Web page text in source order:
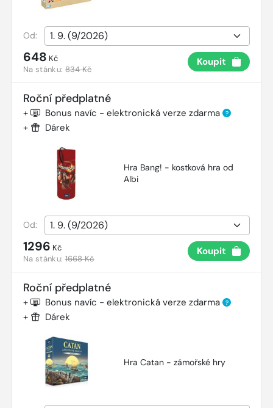
Od:
648 Kč
Na stánku:834 Kč
Koupit
Roční předplatné
+ Bonus navíc - elektronická verze zdarma ?
+ Dárek
Hra Bang! - kostková hra od
Albi
Od:
1296 Kč
Na stánku:1668 Kč
Koupit
Roční předplatné
+ Bonus navíc - elektronická verze zdarma ?
+ Dárek
Hra Catan - zámořské hry